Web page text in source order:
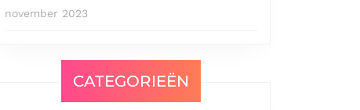
november 2023
CATEGORIEËN